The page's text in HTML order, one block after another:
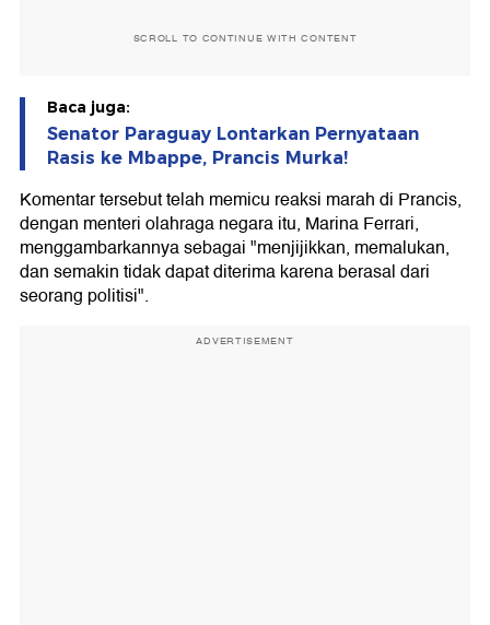
SCROLL TO CONTINUE WITH CONTENT
Baca juga:
Senator Paraguay Lontarkan Pernyataan
Rasis ke Mbappe, Prancis Murka!
Komentar tersebut telah memicu reaksi marah di Prancis,
dengan menteri olahraga negara itu, Marina Ferrari,
menggambarkannya sebagai "menjijikkan, memalukan,
dan semakin tidak dapat diterima karena berasal dari
seorang politisi".
ADVERTISEMENT